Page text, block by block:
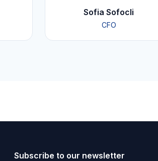
Sofia Sofocli
CFO
Subscribe to our newsletter